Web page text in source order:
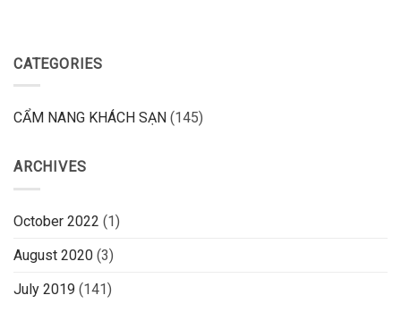
CATEGORIES
CẨM NANG KHÁCH SẠN (145)
ARCHIVES
October 2022 (1)
August 2020 (3)
July 2019 (141)